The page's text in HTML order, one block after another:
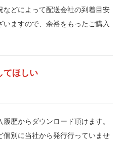
などによって配送会社の到着目安
ますので、余裕をもったご購入
てほしい
履歴からダウンロード頂けます。
個別に当社から発行行っていませ